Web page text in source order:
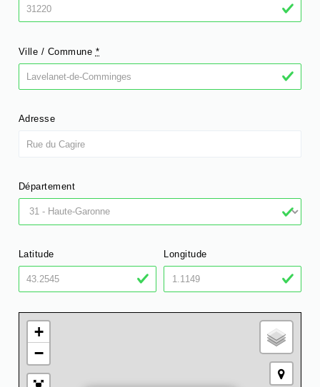
Ville / Commune *
Adresse
Département
Latitude Longitude
+
−